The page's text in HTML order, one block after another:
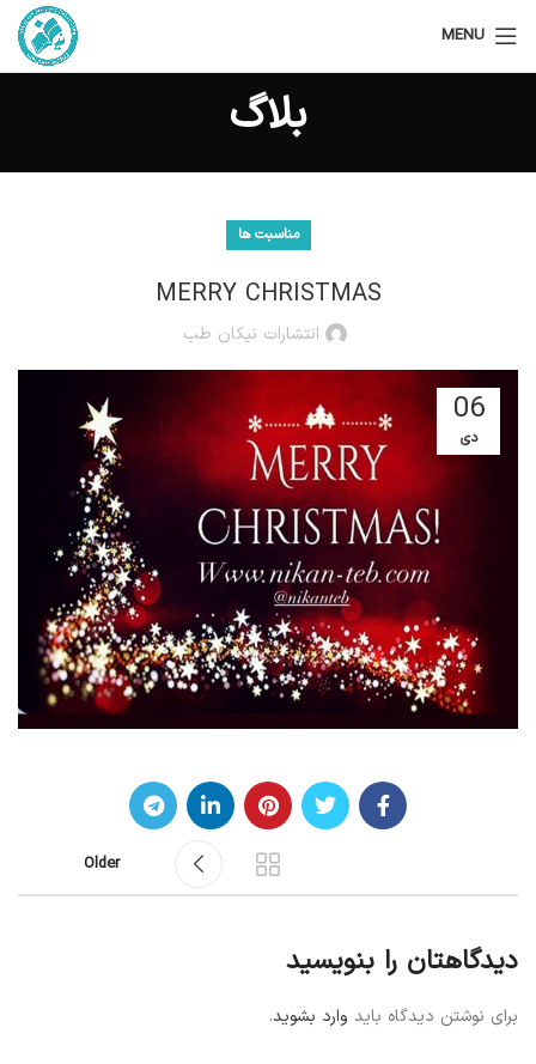
MENU
بلاگ
مناسبت ها
MERRY CHRISTMAS
انتشارات نیکان طب
06
دی
Older
دیدگاهتان را بنویسید
برای نوشتن دیدگاه باید وارد بشوید.